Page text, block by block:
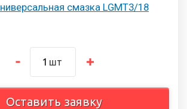
смазка LGMT3/18
шт
Оставить заявку